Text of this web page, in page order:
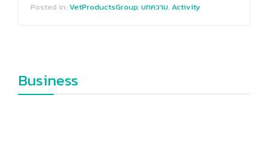
Posted in: Vet​Products​Group​, บทความ, Activity
Business